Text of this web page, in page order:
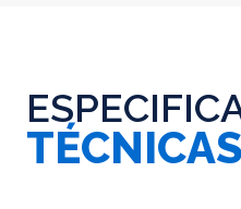
TÉCNICAS